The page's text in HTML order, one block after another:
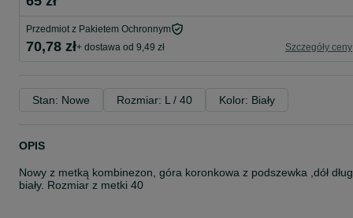
Przedmiot z Pakietem Ochronnym
70,78 zł+ dostawa od 9,49 zł Szczegóły ceny
Stan: Nowe Rozmiar: L / 40 Kolor: Biały
OPIS
Nowy z metką kombinezon, góra koronkowa z podszewka ,dół
biały. Rozmiar z metki 40